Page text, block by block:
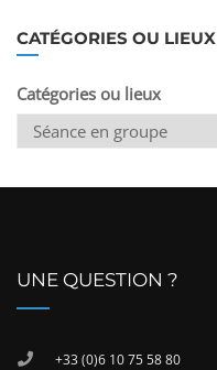
CATÉGORIES OU LIEUX
Catégories ou lieux
UNE QUESTION ?
+33 (0)6 10 75 58 80